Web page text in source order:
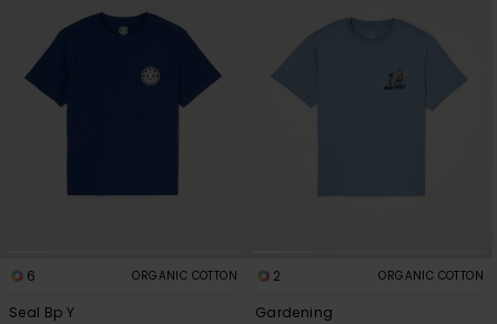
6 ORGANIC COTTON
Seal Bp Y
2 ORGANIC COTTON
Gardening